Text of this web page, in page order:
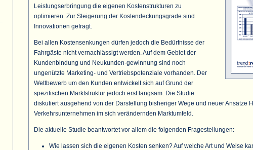
Leistungserbringung die eigenen Kostenstrukturen zu
optimieren. Zur Steigerung der Kostendeckungsgrade sind
Innovationen gefragt.
Bei allen Kostensenkungen dürfen jedoch die Bedürfnisse der
Fahrgäste nicht vernachlässigt werden. Auf dem Gebiet der
Kundenbindung und Neukunden-gewinnung sind noch
ungenützte Marketing- und Vertriebspotenziale vorhanden. Der
Wettbewerb um den Kunden entwickelt sich auf Grund der
spezifischen Marktstruktur jedoch erst langsam. Die Studie
diskutiert ausgehend von der Darstellung bisheriger Wege und neuer Ansätze
Verkehrsunternehmen im sich verändernden Marktumfeld.
Die aktuelle Studie beantwortet vor allem die folgenden Fragestellungen:
Wie lassen sich die eigenen Kosten senken? Auf welche Art und Weise